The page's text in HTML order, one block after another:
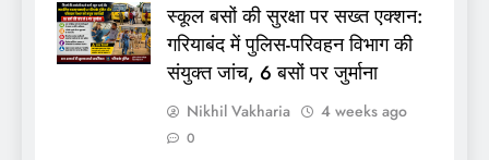
स्कूल बसों की सुरक्षा पर सख्त एक्शन:
गरियाबंद में पुलिस-परिवहन विभाग की
संयुक्त जांच, 6 बसों पर जुर्माना
Nikhil Vakharia 4 weeks ago
0